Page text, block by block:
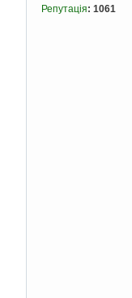
Репутація: 1061